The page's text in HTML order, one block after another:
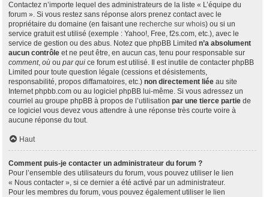
Contactez n’importe lequel des administrateurs de la liste « L’équipe du
forum ». Si vous restez sans réponse alors prenez contact avec le
propriétaire du domaine (en faisant une recherche sur whois) ou si un
service gratuit est utilisé (exemple : Yahoo!, Free, f2s.com, etc.), avec le
service de gestion ou des abus. Notez que phpBB Limited n’a absolument
aucun contrôle et ne peut être, en aucun cas, tenu pour responsable sur
comment, où ou par qui ce forum est utilisé. Il est inutile de contacter phpBB
Limited pour toute question légale (cessions et désistements,
responsabilité, propos diffamatoires, etc.) non directement liée au site
Internet phpbb.com ou au logiciel phpBB lui-même. Si vous adressez un
courriel au groupe phpBB à propos de l’utilisation par une tierce partie de
ce logiciel vous devez vous attendre à une réponse très courte voire à
aucune réponse du tout.
Haut
Comment puis-je contacter un administrateur du forum ?
Pour l’ensemble des utilisateurs du forum, vous pouvez utiliser le lien
« Nous contacter », si ce dernier a été activé par un administrateur.
Pour les membres du forum, vous pouvez également utiliser le lien